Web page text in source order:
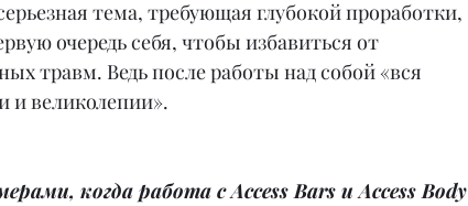
тема, требующая глубокой проработки,
очередь себя, чтобы избавиться от
травм. Ведь после работы над собой «вся
и великолепии».
когда работа с Access Bars и Access Body